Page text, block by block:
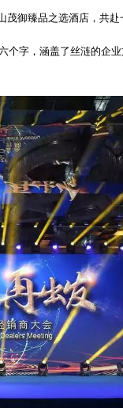
御臻品之选酒店，共赴
个字，涵盖了丝涟的企业